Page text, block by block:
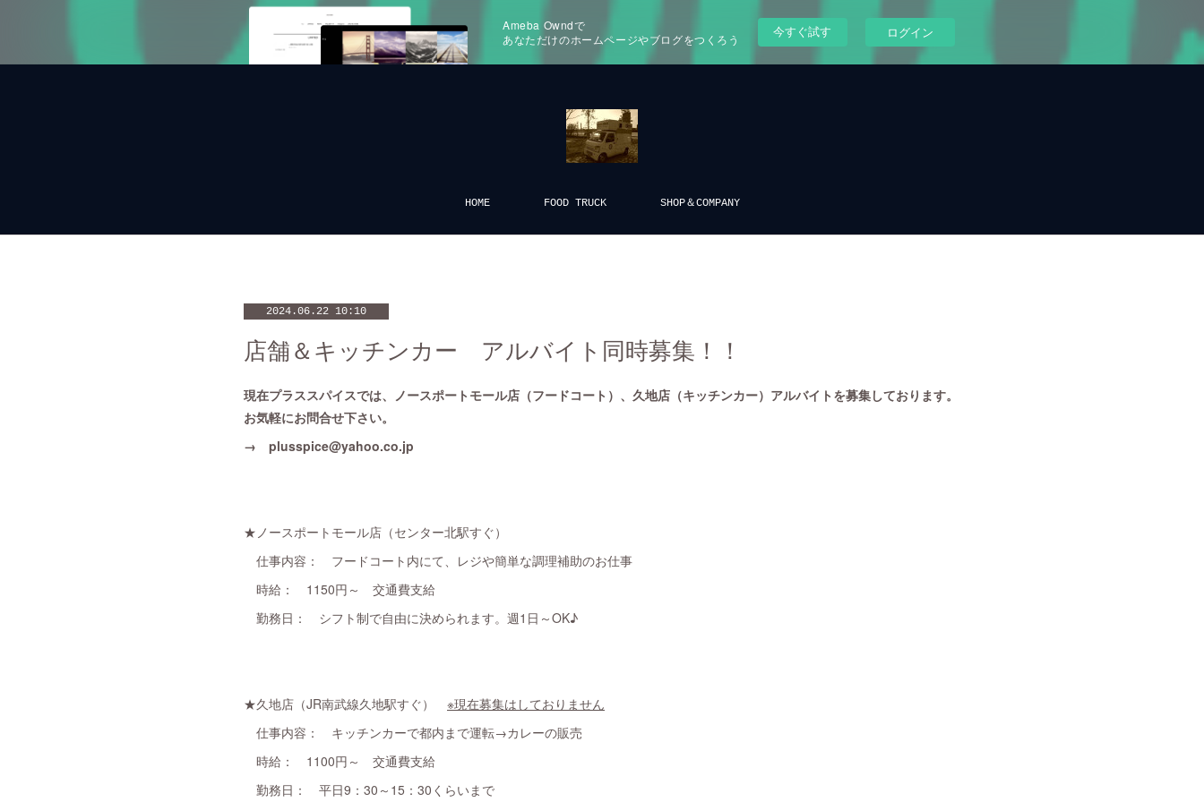
Ameba Owndで
あなただけのホームページやブログをつくろう
今すぐ試す ログイン
HOME FOOD TRUCK SHOP＆COMPANY
2024.06.22 10:10
店舗＆キッチンカー アルバイト同時募集！！
現在プラススパイスでは、ノースポートモール店（フードコート）、久地店（キッチンカー）アルバイトを募集しております。
お気軽にお問合せ下さい。
→ plusspice@yahoo.co.jp
★ノースポートモール店（センター北駅すぐ）
仕事内容： フードコート内にて、レジや簡単な調理補助のお仕事
時給： 1150円～ 交通費支給
勤務日： シフト制で自由に決められます。週1日～OK♪
★久地店（JR南武線久地駅すぐ） ※現在募集はしておりません
仕事内容： キッチンカーで都内まで運転→カレーの販売
時給： 1100円～ 交通費支給
勤務日： 平日9：30～15：30くらいまで